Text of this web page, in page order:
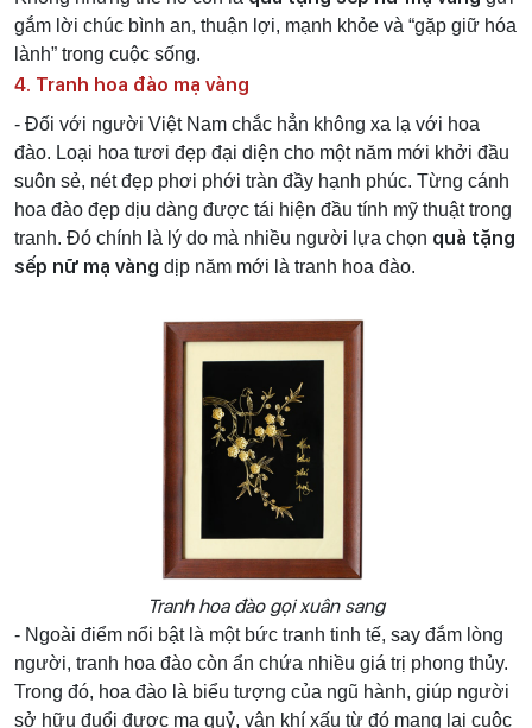
gắm lời chúc bình an, thuận lợi, mạnh khỏe và “gặp giữ hóa
lành” trong cuộc sống.
4. Tranh hoa đào mạ vàng
- Đối với người Việt Nam chắc hẳn không xa lạ với hoa
đào. Loại hoa tươi đẹp đại diện cho một năm mới khởi đầu
suôn sẻ, nét đẹp phơi phới tràn đầy hạnh phúc. Từng cánh
hoa đào đẹp dịu dàng được tái hiện đầu tính mỹ thuật trong
tranh. Đó chính là lý do mà nhiều người lựa chọn quà tặng
sếp nữ mạ vàng dịp năm mới là tranh hoa đào.
Tranh hoa đào gọi xuân sang
- Ngoài điểm nổi bật là một bức tranh tinh tế, say đắm lòng
người, tranh hoa đào còn ẩn chứa nhiều giá trị phong thủy.
Trong đó, hoa đào là biểu tượng của ngũ hành, giúp người
sở hữu đuổi được ma quỷ, vận khí xấu từ đó mang lại cuộc